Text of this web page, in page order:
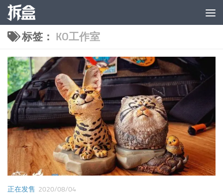
跳至内容
标签： KO工作室
正在发售 2020/08/04